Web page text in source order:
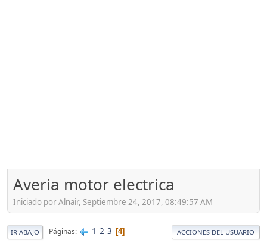
Averia motor electrica
Iniciado por Alnair, Septiembre 24, 2017, 08:49:57 AM
IR ABAJO Páginas 1 2 3 4 ACCIONES DEL USUARIO